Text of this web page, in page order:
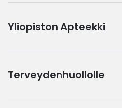
Yliopiston Apteekki
Terveydenhuollolle